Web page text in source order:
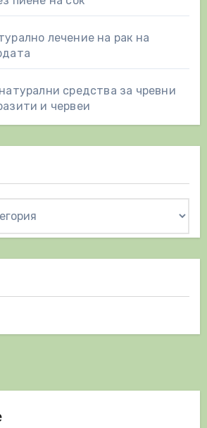
лечение на рак на
средства за чревни
и червеи